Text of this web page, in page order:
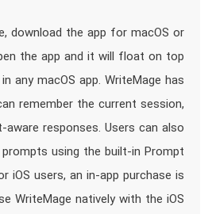
download the app for macOS or
the app and it will float on top
any macOS app. WriteMage has
remember the current session,
aware responses. Users can also
using the built-in Prompt
iOS users, an in-app purchase is
WriteMage natively with the iOS